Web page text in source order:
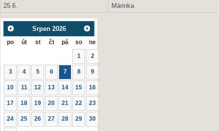
25.6.
Márinka
Srpen 2026
po út st čt pá so ne
1 2
3 4 5 6 7 8 9
10 11 12 13 14 15 16
17 18 19 20 21 22 23
24 25 26 27 28 29 30